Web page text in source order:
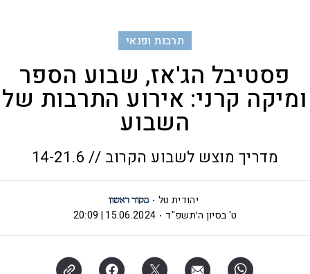
תרבות ופנאי
פסטיבל הג'אז, שבוע הספר
ומיקה קרני: אירוע התרבות של
השבוע
מדריך מוצש לשבוע הקרוב // 14-21.6
יהודית טל
ט' בסיון ה׳תשפ"ד
15.06.2024 | 20:09